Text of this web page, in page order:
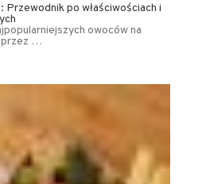
Przewodnik po właściwościach i
owoców na
przez …